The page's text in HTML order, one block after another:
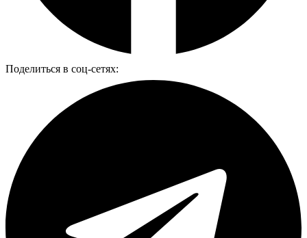
Поделиться в соц-сетях: